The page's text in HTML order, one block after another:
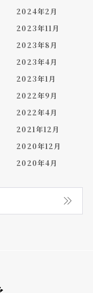
2024年2月
2023年11月
2023年8月
2023年4月
2023年1月
2022年9月
2022年4月
2021年12月
2020年12月
2020年4月